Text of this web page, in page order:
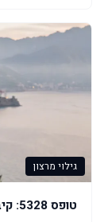
גילוי מרצון
טופס 5328: קיבלתם שאלון מאגף המודיעין? מה לעשות